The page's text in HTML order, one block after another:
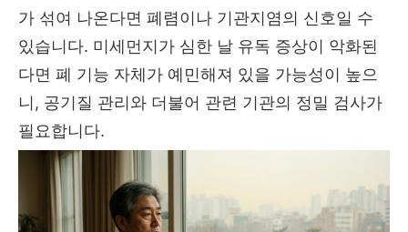
가 섞여 나온다면 폐렴이나 기관지염의 신호일 수
있습니다. 미세먼지가 심한 날 유독 증상이 악화된
다면 폐 기능 자체가 예민해져 있을 가능성이 높으
니, 공기질 관리와 더불어 관련 기관의 정밀 검사가
필요합니다.